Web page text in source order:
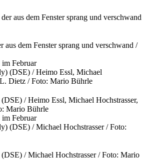
aus dem Fenster sprang und verschwand /
im Februar
/ Heimo Essl, Michael Hochstrasser,
Mario Bührle
im Februar
/ Michael Hochstrasser / Foto: Mario